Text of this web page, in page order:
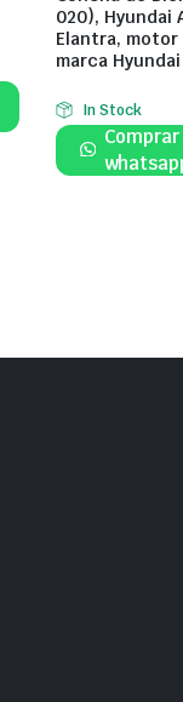
020), Hyundai
Elantra, motor
marca Hyundai
In Stock